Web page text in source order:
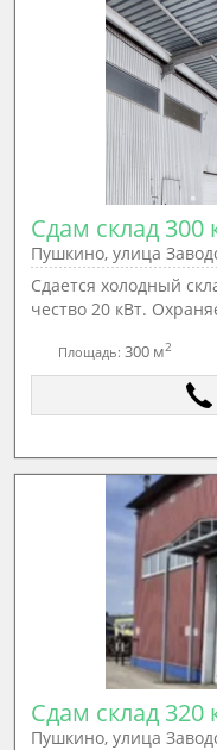
Сдам склад 300
Пушкино, улица
Сдается холодный
чecтво 20 кBт.
Площадь:300 м2
Сдам склад 320
Пушкино, улица